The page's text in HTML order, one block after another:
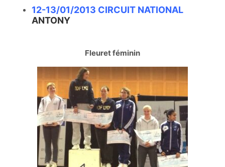
12-13/01/2013 CIRCUIT NATIONAL
ANTONY
Fleuret féminin